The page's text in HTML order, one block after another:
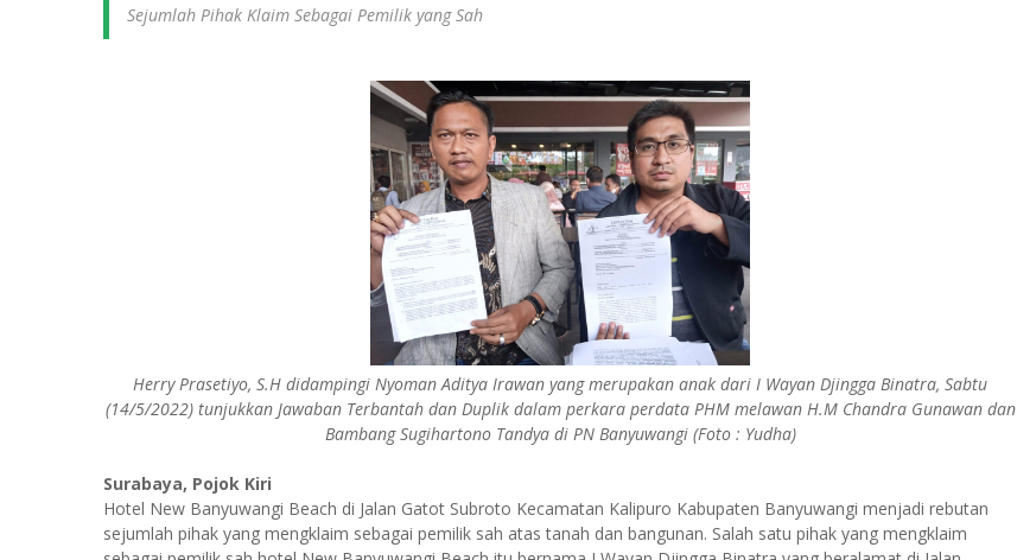
Sejumlah Pihak Klaim Sebagai Pemilik yang Sah
Herry Prasetiyo, S.H didampingi Nyoman Aditya Irawan yang merupakan anak dari I Wayan Djingga Binatra, Sabtu
(14/5/2022) tunjukkan Jawaban Terbantah dan Duplik dalam perkara perdata PHM melawan H.M Chandra Gunawan dan
Bambang Sugihartono Tandya di PN Banyuwangi (Foto : Yudha)
Surabaya, Pojok Kiri
Hotel New Banyuwangi Beach di Jalan Gatot Subroto Kecamatan Kalipuro Kabupaten Banyuwangi menjadi rebutan
sejumlah pihak yang mengklaim sebagai pemilik sah atas tanah dan bangunan. Salah satu pihak yang mengklaim